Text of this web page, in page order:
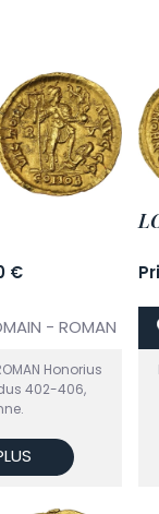
€
- ROMAN
Honorius
402-406,